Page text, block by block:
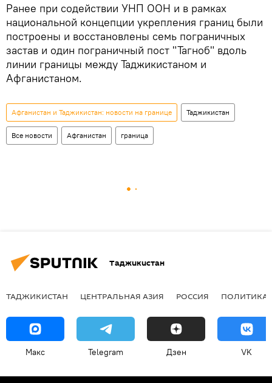
Ранее при содействии УНП ООН и в рамках
национальной концепции укрепления границ были
построены и восстановлены семь пограничных
застав и один пограничный пост "Тагноб" вдоль
линии границы между Таджикистаном и
Афганистаном.
Афганистан и Таджикистан: новости на границе Таджикистан
Все новости Афганистан граница
Таджикистан
ТАДЖИКИСТАН ЦЕНТРАЛЬНАЯ АЗИЯ РОССИЯ ПОЛИТИКА
Макс Telegram Дзен VK